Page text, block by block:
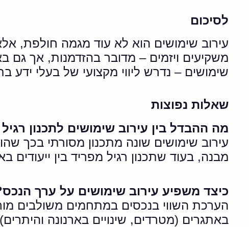
לסיכום
עירוב שימושים הוא לא עוד מגמה חולפת,
משקיעים ויזמים – מדובר בהזדמנות, אך גם
שימושים – נדרש ליווי מקצועי של בעלי
שאלות נפוצות
מה ההבדל בין עירוב שימושים לתכנון
עירוב שימושים שונה מתכנון מסורתי בכך
מבנה, בעוד שתכנון רגיל מפריד בין ייעודים
כיצד משפיע עירוב שימושים על ערך
הערכת השווי בנכסים במתחמים משולבים
באתגרים (מטרדים, שינויים בארנונה